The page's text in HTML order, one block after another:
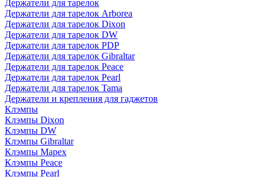
Держатели для тарелок
Держатели для тарелок Arborea
Держатели для тарелок Dixon
Держатели для тарелок DW
Держатели для тарелок PDP
Держатели для тарелок Gibraltar
Держатели для тарелок Peace
Держатели для тарелок Pearl
Держатели для тарелок Tama
Держатели и крепления для гаджетов
Клэмпы
Клэмпы Dixon
Клэмпы DW
Клэмпы Gibraltar
Клэмпы Mapex
Клэмпы Peace
Клэмпы Pearl